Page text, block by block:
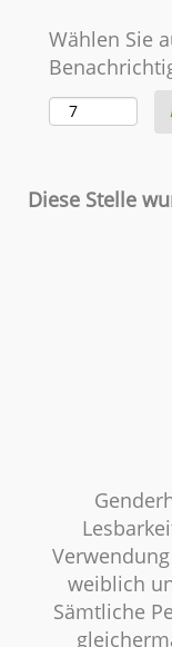
Wählen Sie
Diese Stelle
weiblich
Sämtliche